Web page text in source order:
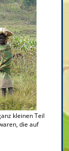
kleinen Teil
die auf